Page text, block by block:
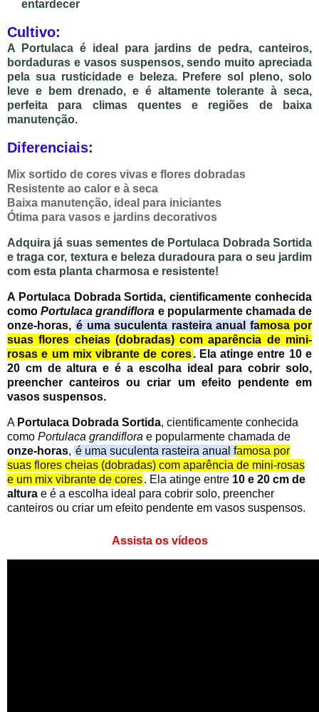
entardecer
Cultivo:
A Portulaca é ideal para jardins de pedra, canteiros,
bordaduras e vasos suspensos, sendo muito apreciada
pela sua rusticidade e beleza. Preferesol pleno, solo
leve e bem drenado, e é altamente tolerante à seca,
perfeita para climas quentes e regiões de baixa
manutenção.
Diferenciais:
Mix sortido de cores vivas e flores dobradas
Resistente ao calor e à seca
Baixa manutenção, ideal para iniciantes
Ótima para vasos e jardins decorativos
Adquira já suas sementes de Portulaca Dobrada Sortida
e traga cor, textura e beleza duradoura para o seu jardim
com esta planta charmosa e resistente!
A Portulaca Dobrada Sortida, cientificamente conhecida
comoPortulaca grandiflora e popularmente chamada de
onze-horas,é uma suculenta rasteira anual famosa por
suas flores cheias (dobradas) com aparência de mini-
rosas e um mix vibrante de cores. Ela atinge entre 10 e
20 cm de altura e é a escolha ideal para cobrir solo,
preencher canteiros ou criar um efeito pendente em
vasos suspensos.
A Portulaca Dobrada Sortida, cientificamente conhecida
como Portulaca grandiflora e popularmente chamada de
onze-horas, é uma suculenta rasteira anual famosa por
suas flores cheias (dobradas) com aparência de mini-rosas
e um mix vibrante de cores. Ela atinge entre 10 e 20 cm de
altura e é a escolha ideal para cobrir solo, preencher
canteiros ou criar um efeito pendente em vasos suspensos.
Assista os vídeos